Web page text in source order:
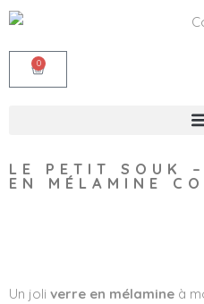
0
LE PETIT SOUK
EN MÉLAMINE
Un joli verre en mélamine à